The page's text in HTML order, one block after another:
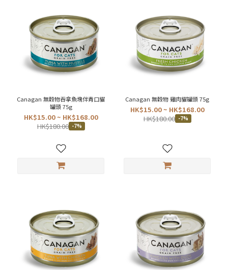
Canagan 無穀物吞拿魚塊伴青口貓
罐頭 75g
HK$15.00 ~ HK$168.00
HK$180.00 -7%
Canagan 無穀物 雞肉貓罐頭 75g
HK$15.00 ~ HK$168.00
HK$180.00 -7%